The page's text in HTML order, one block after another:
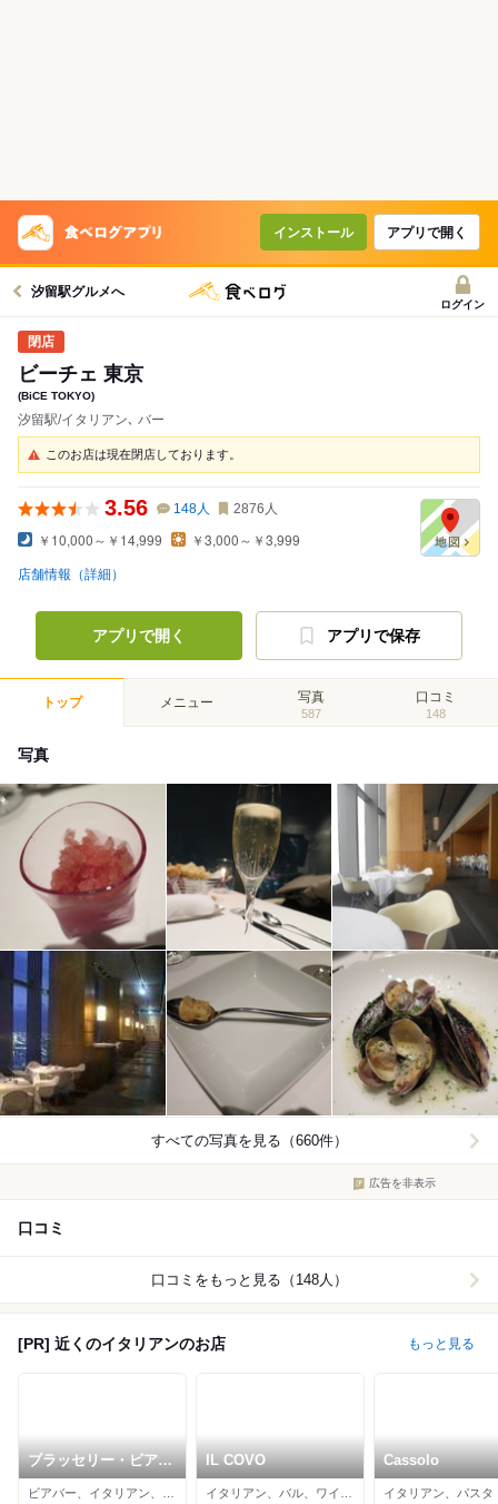
インストール アプリで開く
汐留駅グルメへ
ログイン
ビーチェ 東京
(BiCE TOKYO)
汐留駅/イタリアン､ バー
このお店は現在閉店しております。
3.56 148人 2876 人
￥10,000～￥14,999 ￥3,000～￥3,999
店舗情報（詳細）
アプリで開く アプリで保存
トップ メニュー 写真
587
口コミ
148
写真
すべての写真を見る（660件）
広告を非表示
口コミ
口コミをもっと見る（148人）
[PR] 近くのイタリアンのお店 もっと見る
ブラッセリー・ビアブ
ルヴァード
IL COVO Cassolo
イタリアン、パスタ